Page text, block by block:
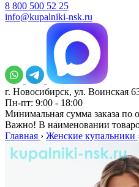
8 800 500 52 25
info@kupalniki-nsk.ru
г. Новосибирск, ул. Воинская
Пн-пт: 9:00 - 18:00
Минимальная сумма заказа по
Важно! В наименовании
Главная › Женские купальники